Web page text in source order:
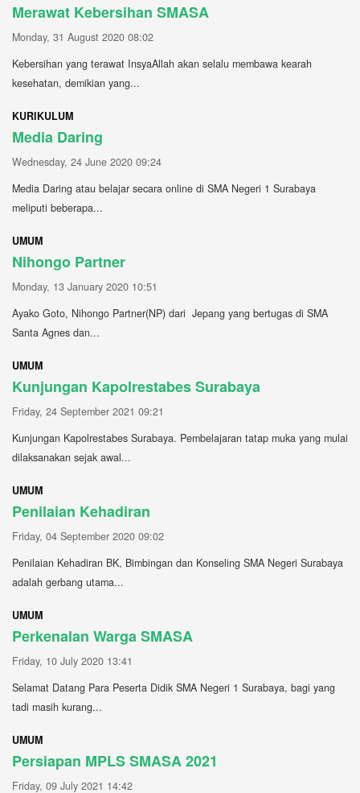
Merawat Kebersihan SMASA
Monday, 31 August 2020 08:02
Kebersihan yang terawat InsyaAllah akan selalu membawa kearah
kesehatan, demikian yang...
KURIKULUM
Media Daring
Wednesday, 24 June 2020 09:24
Media Daring atau belajar secara online di SMA Negeri 1 Surabaya
meliputi beberapa...
UMUM
Nihongo Partner
Monday, 13 January 2020 10:51
Ayako Goto, Nihongo Partner(NP) dari Jepang yang bertugas di SMA
Santa Agnes dan...
UMUM
Kunjungan Kapolrestabes Surabaya
Friday, 24 September 2021 09:21
Kunjungan Kapolrestabes Surabaya. Pembelajaran tatap muka yang mulai
dilaksanakan sejak awal...
UMUM
Penilaian Kehadiran
Friday, 04 September 2020 09:02
Penilaian Kehadiran BK, Bimbingan dan Konseling SMA Negeri Surabaya
adalah gerbang utama...
UMUM
Perkenalan Warga SMASA
Friday, 10 July 2020 13:41
Selamat Datang Para Peserta Didik SMA Negeri 1 Surabaya, bagi yang
tadi masih kurang...
UMUM
Persiapan MPLS SMASA 2021
Friday, 09 July 2021 14:42